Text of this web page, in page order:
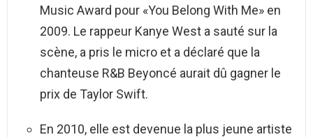
Music Award pour «You Belong With Me» en
2009. Le rappeur Kanye West a sauté sur la
scène, a pris le micro et a déclaré que la
chanteuse R&B Beyoncé aurait dû gagner le
prix de Taylor Swift.
En 2010, elle est devenue la plus jeune artiste